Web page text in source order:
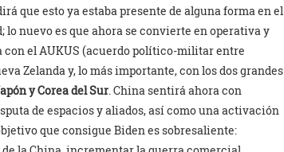
que esto ya estaba presente de alguna forma en el
lo nuevo es que ahora se convierte en operativa y
el AUKUS (acuerdo político-militar entre
Zelanda y, lo más importante, con los dos grandes
y Corea del Sur. China sentirá ahora con
de espacios y aliados, así como una activación
que consigue Biden es sobresaliente: